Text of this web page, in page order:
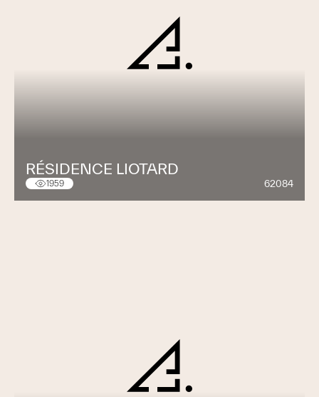
RÉSIDENCE LIOTARD
1959 62084